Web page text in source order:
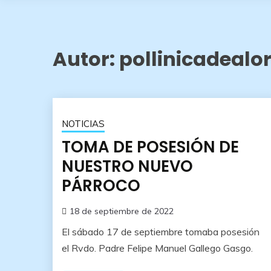
Autor:
NOTICIAS
TOMA DE POSESIÓN DE
NUESTRO NUEVO
PÁRROCO
18 de septiembre de 2022
El sábado 17 de septiembre tomaba posesión
el Rvdo. Padre Felipe Manuel Gallego Gasgo.